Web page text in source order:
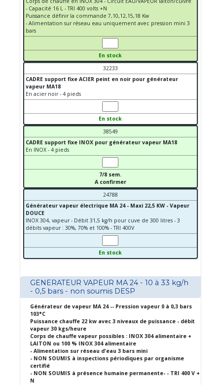
- Capacité 16 L - TRI 400 volts +N
Puissance définir la commande 7,10,12,15,18 Kw
- Alimentation sur réseau eau uniquement avec pression mini 3
bars
En stock
32233
CADRE support fixe ACIER peint en noir pour générateur
vapeur MA18
En acier noir - 4 pieds
En stock
38549
CADRE support fixe INOX pour générateur vapeur MA18
En INOX - 4 pieds
7/8 sem.
A confirmer
24788
Générateur vapeur électrique MA 24 - Maxi 22,5 KW - Vapeur
DOUCE
INOX 304, vapeur - Débit 31,5 kg/h pour cuve de 300 litres - 3
débits vapeur : 30%, 70% et 100% - TRI 400V
En stock
GENERATEUR VAPEUR MA 24 - 10 à 33 kg/h
- 0,5 bars - non soumis DESP
Générateur de vapeur MA 24 -- Pression vapeur 0 à 0,3 bars
103°C
Puissance chauffe 22 kw avec 3 niveaux de puissance - débit
vapeur 30 kgs/heure
Corps de chauffe vapeur possibles : INOX 304 alimentaire +
LAITON ou 100 % INOX 304 alimentaire
- Alimentation sur réseau d'eau 3 bars mini
- NON SOUMIS à inspections périodiques par organisme
certifié
- NON SOUMIS à présence humaine permanente- - TRI 400 V +
N